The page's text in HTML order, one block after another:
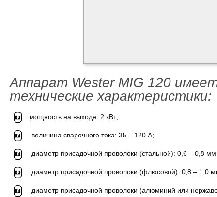
Аппарат Wester MIG 120
технические характеристики:
мощность на выходе: 2 кВт;
величина сварочного тока: 35 – 120 А;
диаметр присадочной проволоки (стальной): 0,6 – 0,8
диаметр присадочной проволоки (флюсовой): 0,8 – 1,0
диаметр присадочной проволоки (алюминий или